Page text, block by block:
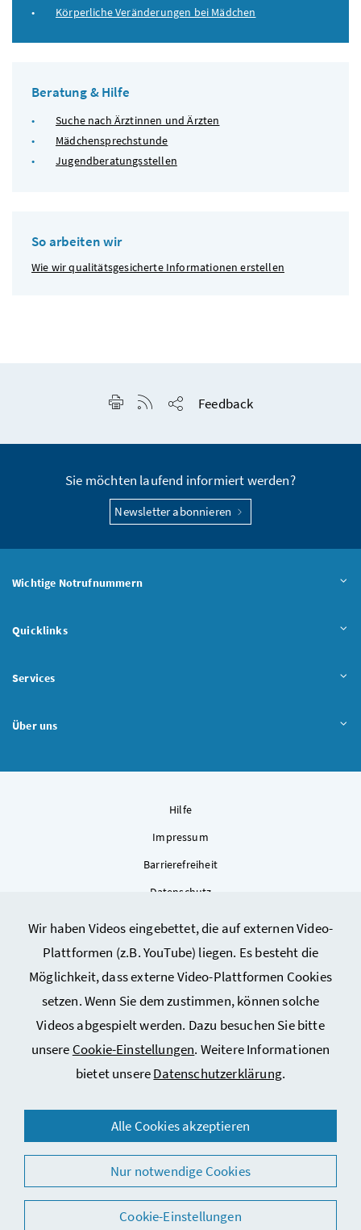
Wir haben Videos eingebettet, die auf externen Video-
Plattformen (z.B. YouTube) liegen. Es besteht die
Möglichkeit, dass externe Video-Plattformen Cookies
setzen. Wenn Sie dem zustimmen, können solche
Videos abgespielt werden. Dazu besuchen Sie bitte
unsere Cookie-Einstellungen. Weitere Informationen
bietet unsereDatenschutzerklärung.
Alle Cookies akzeptieren
Nur notwendige Cookies
Cookie-Einstellungen
Körperliche Veränderungen bei Mädchen
Beratung & Hilfe
Suche nach Ärztinnen und Ärzten
Mädchensprechstunde
Jugendberatungsstellen
So arbeiten wir
Wie wir qualitätsgesicherte Informationen erstellen
Seite drucken
RSS-Feed anzeigen
Feedback
Sie möchten laufend informiert werden?
Newsletter abonnieren
Wichtige Notrufnummern
Quicklinks
Services
Über uns
Hilfe
Impressum
Barrierefreiheit
Datenschutz
Sitemap
Cookie-Einstellungen
© 2026 Bundesministerium für Arbeit, Soziales, Gesundheit,
Pflege und Konsumentenschutz